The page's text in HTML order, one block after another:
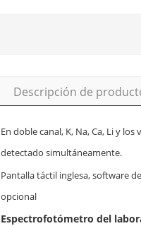
Descripción de
En doble canal, K, Na, Ca, Li y los
detectado simultáneamente.
Pantalla táctil inglesa, software
opcional
Espectrofotómetro del